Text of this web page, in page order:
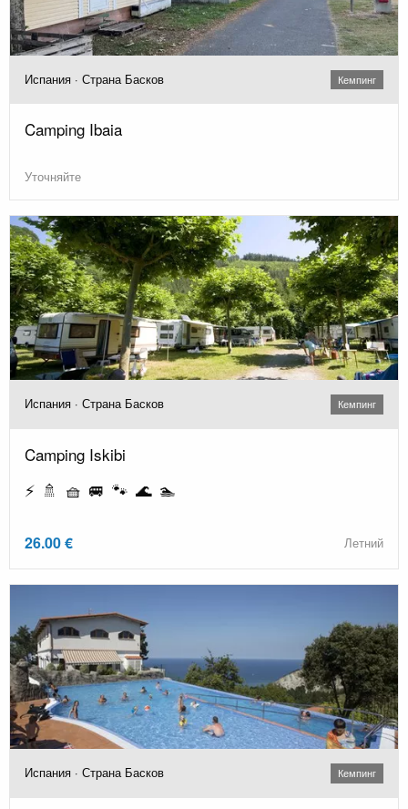
Испания · Страна Басков Кемпинг
Camping Ibaia
Уточняйте
Испания · Страна Басков Кемпинг
Camping Iskibi
⚡ 🚿 🧺 🚐 🐾 🌊 🏊
26.00 € Летний
Испания · Страна Басков Кемпинг